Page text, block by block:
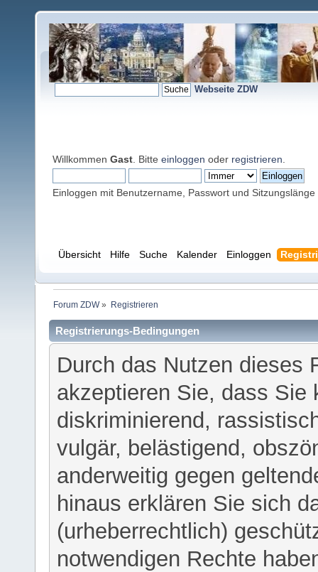
Webseite ZDW
Willkommen Gast . Bitte einloggen oder registrieren
Einloggen mit Benutzername, Passwort und Sitzungslänge
Übersicht Hilfe Suche Kalender Einloggen
Forum ZDW» Registrieren
Registrierungs-Bedingungen
Durch das Nutzen dieses
akzeptieren Sie, dass Sie
diskriminierend,
vulgär, belästigend,
anderweitig gegen
hinaus erklären Sie sich
(urheberrechtlich)
notwendigen Rechte